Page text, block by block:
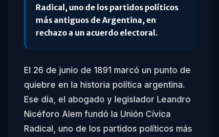
Radical, uno de los partidos políticos
más antiguos de Argentina, en
rechazo a un acuerdo electoral.
El 26 de junio de 1891 marcó un punto de
quiebre en la historia política argentina.
Ese día, el abogado y legislador Leandro
Nicéforo Alem fundó la Unión Cívica
Radical, uno de los partidos políticos más